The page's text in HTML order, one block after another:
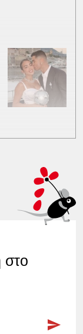
στο